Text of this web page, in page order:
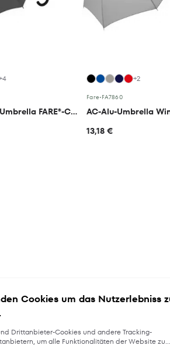
AC Regular Umbrella FARE®-Collection
+2
Fare•FA7860
AC-Alu-Umbrella
13,18 €
Cookies um das Nutzerlebniss
Drittanbieter-Cookies und andere Tracking-
um alle Funktionalitäten der Website zu